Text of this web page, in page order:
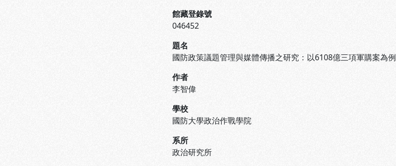
館藏登錄號
046452
題名
國防政策議題管理與媒體傳播之研究：以6108億三項軍購案為例
作者
李智偉
學校
國防大學政治作戰學院
系所
政治研究所